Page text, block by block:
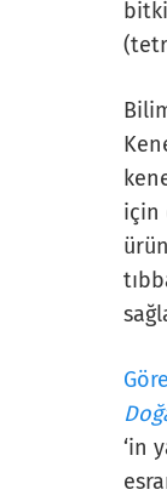
için
Göre
‘in